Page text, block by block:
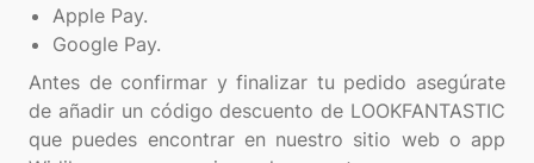
Apple Pay.
Google Pay.
Antes de confirmar y finalizar tu pedido asegúrate
de añadir un código descuento de LOOKFANTASTIC
que puedes encontrar en nuestro sitio web o app